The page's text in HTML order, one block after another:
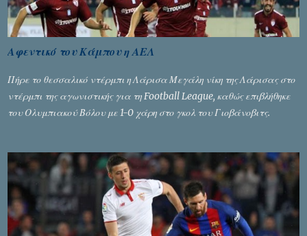
Αφεντικό του Κάμπου η ΑΕΛ
Πήρε το θεσσαλικό ντέρμπι η Λάρισα Μεγάλη νίκη της Λάρισας στο
ντέρμπι της αγωνιστικής για τη Football League, καθώς επιβλήθηκε
του Ολυμπιακού Βόλου με 1-0 χάρη στο γκολ του Γιοβάνοβιτς.